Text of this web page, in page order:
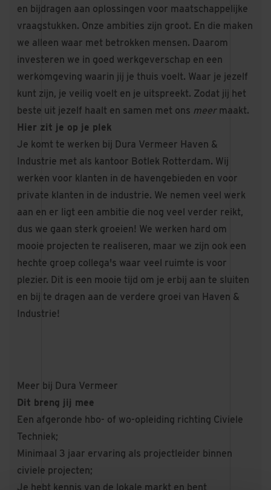
en bijdragen aan oplossingen voor maatschappelijke
vraagstukken. Onze ambities zijn groot. En die maken
we alleen waar met betrokken mensen. Daarom
investeren we in goed werkgeverschap en een
werkomgeving waarin jij je thuis voelt. Waar je jezelf
kunt zijn, je veilig voelt en je uitspreekt. Zodat jij het
beste uit jezelf haalt en samen met ons meermaakt.
Hier zit je op je plek
Je komt te werken bij Dura Vermeer Haven &
Industrie met als kantoor Botlek Rotterdam. Wij
werken voor klanten in de havengebieden en voor
private klanten in de industrie. We nemen veel werk
aan en er ligt een ambitie die nog veel verder reikt,
dus we gaan sterk groeien! We werken hard om
mooie projecten te realiseren, maar we zijn ook een
hechte groep collega's waar veel ruimte is voor
plezier. Dit is een mooie tijd om je erbij aan te sluiten
en bij te dragen aan de verdere groei van Haven &
Industrie!
Meer bij Dura Vermeer
Dit breng jij mee
Een afgeronde hbo- of wo-opleiding richting Civiele
Techniek;
Minimaal 3 jaar ervaring als projectleider binnen
civiele projecten;
Je hebt kennis van de lokale markt en bent